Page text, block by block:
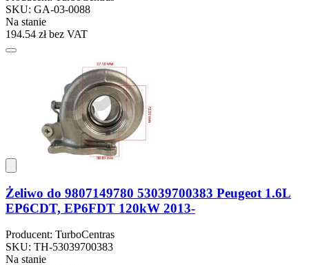
SKU: GA-03-0088
Na stanie
194.54 złbez VAT
Żeliwo do 9807149780 53039700383 Peugeot 1.6L
EP6CDT, EP6FDT 120kW 2013-
Producent: TurboCentras
SKU: TH-53039700383
Na stanie